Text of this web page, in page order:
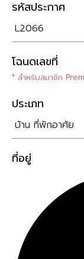
รหัสประกาศ
L2066
โฉนดเลขที่
* สำหรับสมาชิก
ประเภท
บ้าน ที่พักอาศัย
ที่อยู่